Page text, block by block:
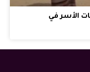
الأسر في